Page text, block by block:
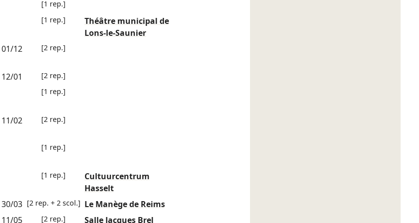
[1 rep.]
[1 rep.]
Théâtre municipal de
Lons-le-Saunier
01/12 [2 rep.]
12/01 [2 rep.]
[1 rep.]
11/02 [2 rep.]
[1 rep.]
[1 rep.]
Cultuurcentrum
Hasselt
30/03 [2 rep. + 2 scol.] Le Manège de Reims
11/05 [2 rep.] Salle Jacques Brel